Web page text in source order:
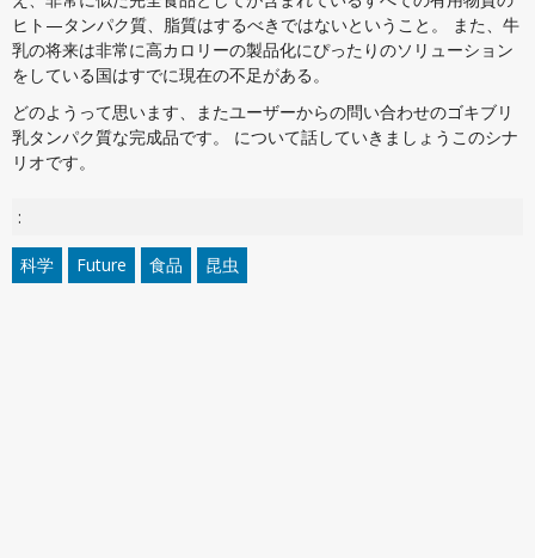
ヒト—タンパク質、脂質はするべきではないということ。 また、牛
乳の将来は非常に高カロリーの製品化にぴったりのソリューション
をしている国はすでに現在の不足がある。
どのようって思います、またユーザーからの問い合わせのゴキブリ
乳タンパク質な完成品です。 について話していきましょうこのシナ
リオです。
:
科学 Future 食品 昆虫